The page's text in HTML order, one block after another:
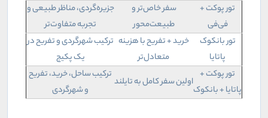
تور پوکت +
فی‌فی
سفر خاص‌تر و
طبیعت‌محور
جزیره‌گردی، مناظر طبیعی و
تجربه متفاوت‌تر
تور بانکوک
پاتایا
خرید + تفریح با هزینه
متعادل‌تر
ترکیب شهرگردی و تفریح در
یک پکیج
تور پوکت +
پاتایا + بانکوک
اولین سفر کامل به تایلند
ترکیب ساحل، خرید، تفریح
و شهرگردی